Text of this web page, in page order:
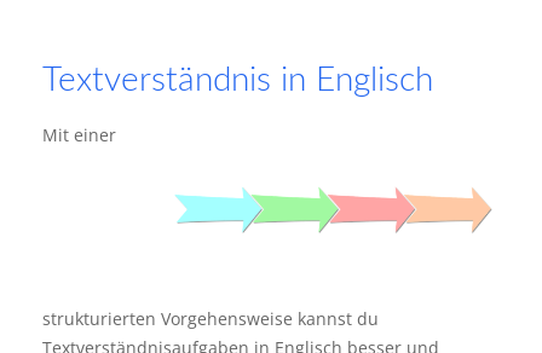
Textverständnis in Englisch
Mit einer
strukturierten Vorgehensweise kannst du
Textverständnisaufgaben in Englisch besser und